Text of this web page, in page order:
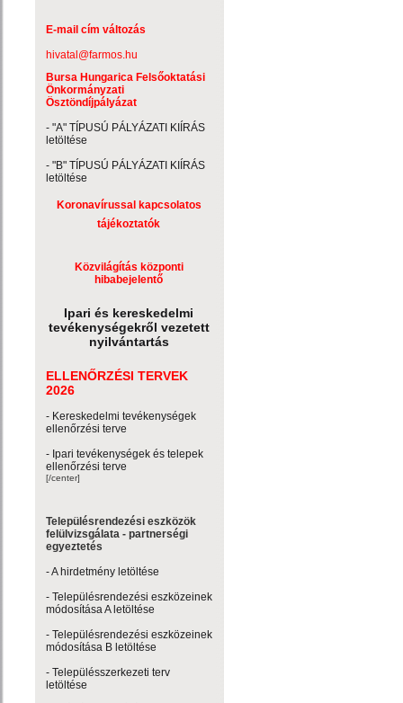
E-mail cím változás
hivatal@farmos.hu
Bursa Hungarica Felsőoktatási
Önkormányzati
Ösztöndíjpályázat
- "A" TÍPUSÚ PÁLYÁZATI KIÍRÁS
letöltése
- "B" TÍPUSÚ PÁLYÁZATI KIÍRÁS
letöltése
Koronavírussal kapcsolatos
tájékoztatók
Közvilágítás központi
hibabejelentő
Ipari és kereskedelmi
tevékenységekről vezetett
nyilvántartás
ELLENŐRZÉSI TERVEK
2026
- Kereskedelmi tevékenységek
ellenőrzési terve
- Ipari tevékenységek és telepek
ellenőrzési terve
[/center]
Településrendezési eszközök
felülvizsgálata - partnerségi
egyeztetés
- A hirdetmény letöltése
- Településrendezési eszközeinek
módosítása A letöltése
- Településrendezési eszközeinek
módosítása B letöltése
- Településszerkezeti terv
letöltése